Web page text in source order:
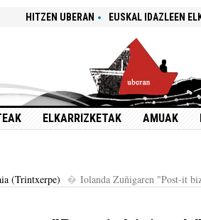
HITZEN UBERAN EUSKAL IDAZLEEN
ELKARRIZKETAK AMUAK
(Trintxerpe) Iolanda Zuñigaren "Post-it